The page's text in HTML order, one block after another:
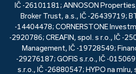
IČ -26101181; ANNOSON
Broker Trust, a.s., IČ -26439719;
-14404478; CORNERSTONE
-2920786; CREAFIN, spol. s r.o., IČ -
Management, IČ -19728549;
-29276187; GOFIS s.r.o., IČ -
s.r.o., IČ -26880547; HYPO na míru,